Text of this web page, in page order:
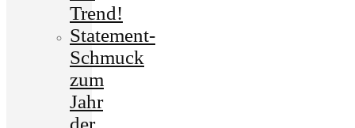
Trend!
Statement-
Schmuck
zum
Jahr
der